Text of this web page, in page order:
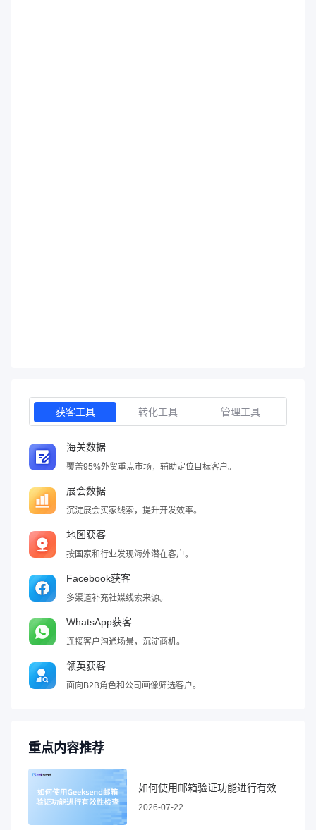
获客工具 转化工具 管理工具
海关数据
覆盖95%外贸重点市场，辅助定位目标客户。
展会数据
沉淀展会买家线索，提升开发效率。
地图获客
按国家和行业发现海外潜在客户。
Facebook获客
多渠道补充社媒线索来源。
WhatsApp获客
连接客户沟通场景，沉淀商机。
领英获客
面向B2B角色和公司画像筛选客户。
重点内容推荐
2026-07-22